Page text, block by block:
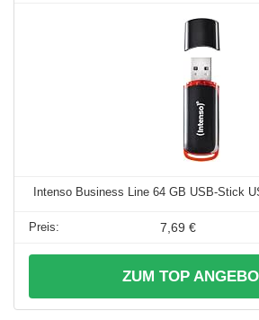
Intenso Business Line 64 GB USB-Stick
7,69 €
ZUM TOP